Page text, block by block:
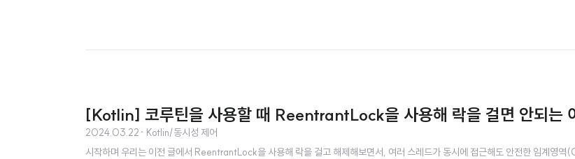
[Kotlin] 코루틴을 사용할 때 ReentrantLock을 사용해 락을 걸면 안되는
2024.03.22 · Kotlin/동시성 제어
시작하며 우리는 이전 글에서 ReentrantLock을 사용해 락을 걸고 해제해보면서, 여러 스레드가 동시에 접근해도 안전한 임계영